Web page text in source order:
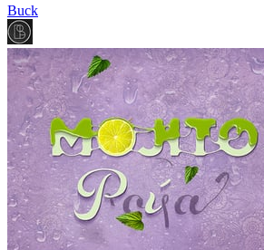
Buck